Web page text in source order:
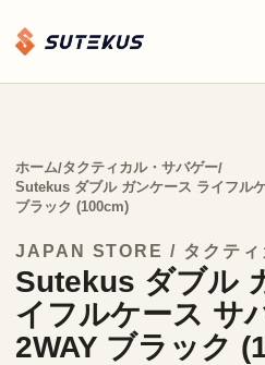
ホーム/タクティカル・サバゲー/
Sutekus ダブル ガンケース ライフル
ブラック (100cm)
JAPAN STORE / タクティ
Sutekus ダブル
イフルケース サ
2WAY ブラック